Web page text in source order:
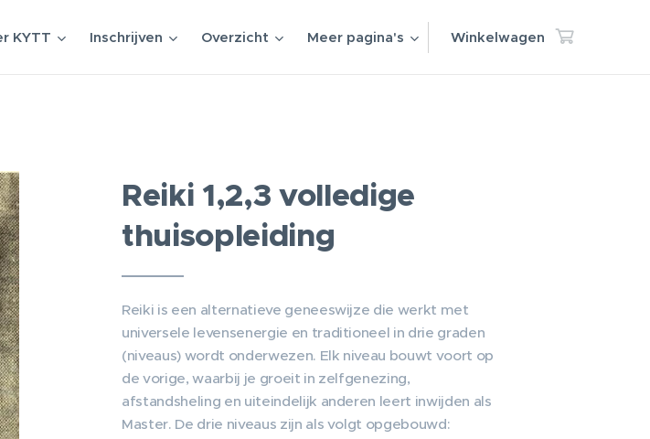
KYTT Inschrijven Overzicht Meer pagina's Winkelwagen
Reiki 1,2,3 volledige
thuisopleiding
Reiki is een alternatieve geneeswijze die werkt met
universele levensenergie en traditioneel in drie graden
(niveaus) wordt onderwezen. Elk niveau bouwt voort op
de vorige, waarbij je groeit in zelfgenezing,
afstandsheling en uiteindelijk anderen leert inwijden als
Master. De drie niveaus zijn als volgt opgebouwd: